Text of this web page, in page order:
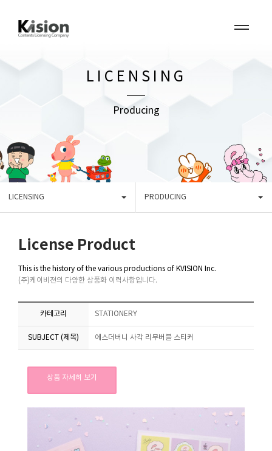
LICENSING
Producing
LICENSING PRODUCING
License Product
This is the history of the various productions of KVISION Inc.
(주)케이비젼의 다양한 상품화 이력사항입니다.
카테고리 STATIONERY
SUBJECT (제목) 에스더버니 사각 리무버블 스티커
상품 자세히 보기